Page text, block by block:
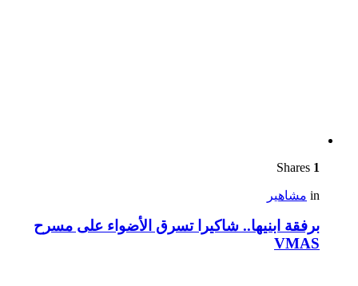
1
in مشاهير
برفقة ابنيها.. شاكيرا تسرق الأضواء على مسرح
VMAS